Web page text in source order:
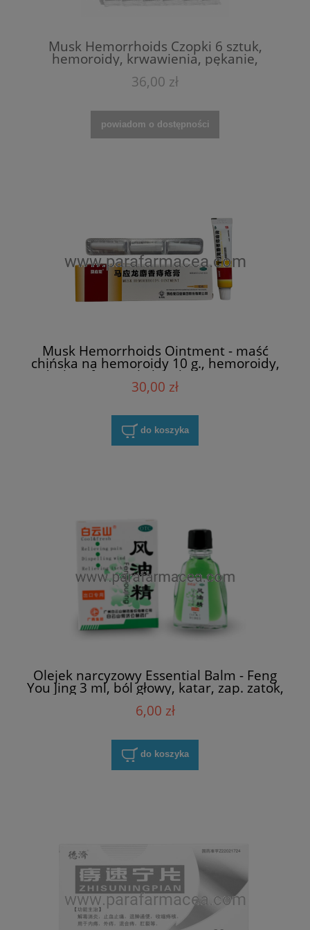
Musk Hemorrhoids Czopki 6 sztuk,
hemoroidy, krwawienia, pękanie,
zapalenie jelita grubego
36,00 zł
powiadom o dostępności
Musk Hemorrhoids Ointment - maść
chińska na hemoroidy 10 g., hemoroidy,
dyskomfort w okolicach, krwawienia,
jelito grube
30,00 zł
do koszyka
Olejek narcyzowy Essential Balm - Feng
You Jing 3 ml, ból głowy, katar, zap. zatok,
ukąszenia owadów, chor. lokomocyjna
6,00 zł
do koszyka